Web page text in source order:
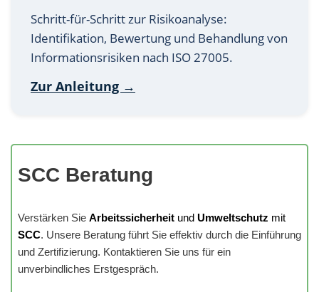
Schritt-für-Schritt zur Risikoanalyse:
Identifikation, Bewertung und Behandlung von
Informationsrisiken nach ISO 27005.
Zur Anleitung →
SCC Beratung
Verstärken Sie Arbeitssicherheit und Umweltschutz mit
SCC. Unsere Beratung führt Sie effektiv durch die Einführung
und Zertifizierung. Kontaktieren Sie uns für ein
unverbindliches Erstgespräch.